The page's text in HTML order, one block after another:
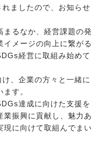
れましたので、お知らせ
るなか、経営課題の発
イメージの向上に繋がる
経営に取組み始めて
、企業の方々と一緒に
す。
達成に向けた支援を
業振興に貢献し、魅力あ
現に向けて取組んでまい